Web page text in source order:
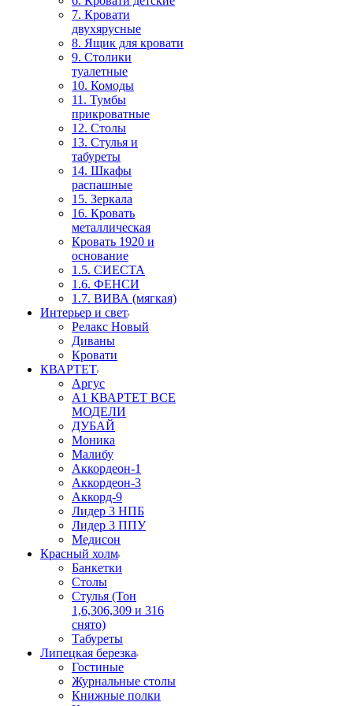
7. Кровати
двухярусные
8. Ящик для кровати
9. Столики
туалетные
10. Комоды
11. Тумбы
прикроватные
12. Столы
13. Стулья и
табуреты
14. Шкафы
распашные
15. Зеркала
16. Кровать
металлическая
Кровать 1920 и
основание
1.5. СИЕСТА
1.6. ФЕНСИ
1.7. ВИВА (мягкая)
Интерьер и свет
Релакс Новый
Диваны
Кровати
КВАРТЕТ
Аргус
А1 КВАРТЕТ ВСЕ
МОДЕЛИ
ДУБАЙ
Моника
Малибу
Аккордеон-1
Аккордеон-3
Аккорд-9
Лидер 3 НПБ
Лидер 3 ППУ
Медисон
Красный холм
Банкетки
Столы
Стулья (Тон
1,6,306,309 и 316
снято)
Табуреты
Липецкая березка
Гостиные
Журнальные столы
Книжные полки